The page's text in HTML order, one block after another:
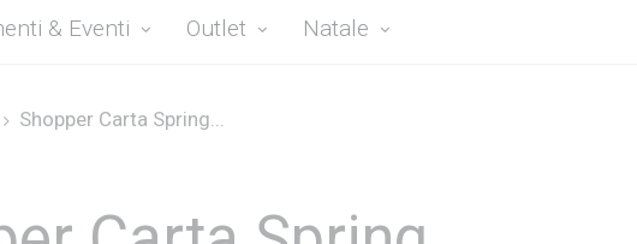
& Eventi Outlet Natale
Shopper Carta Spring...